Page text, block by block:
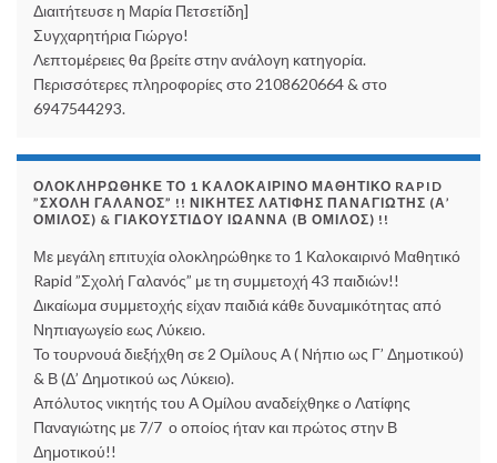
Διαιτήτευσε η Μαρία Πετσετίδη]
Συγχαρητήρια Γιώργο!
Λεπτομέρειες θα βρείτε στην ανάλογη κατηγορία.
Περισσότερες πληροφορίες στο 2108620664 & στο
6947544293.
ΟΛΟΚΛΗΡΏΘΗΚΕ ΤΟ 1 ΚΑΛΟΚΑΙΡΙΝΌ ΜΑΘΗΤΙΚΌ RAPID
”ΣΧΟΛΉ ΓΑΛΑΝΌΣ” !! ΝΙΚΗΤΈΣ ΛΑΤΊΦΗΣ ΠΑΝΑΓΙΏΤΗΣ (Α’
ΌΜΙΛΟΣ) & ΓΙΑΚΟΥΣΤΊΔΟΥ ΙΩΆΝΝΑ (Β ΌΜΙΛΟΣ) !!
Με μεγάλη επιτυχία ολοκληρώθηκε το 1 Καλοκαιρινό Μαθητικό
Rapid ”Σχολή Γαλανός” με τη συμμετοχή 43 παιδιών!!
Δικαίωμα συμμετοχής είχαν παιδιά κάθε δυναμικότητας από
Νηπιαγωγείο εως Λύκειο.
Το τουρνουά διεξήχθη σε 2 Ομίλους Α ( Νήπιο ως Γ’ Δημοτικού)
& Β (Δ’ Δημοτικού ως Λύκειο).
Απόλυτος νικητής του Α Ομίλου αναδείχθηκε ο Λατίφης
Παναγιώτης με 7/7 ο οποίος ήταν και πρώτος στην Β
Δημοτικού!!